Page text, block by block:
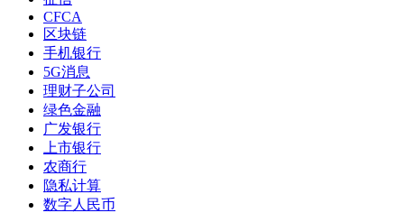
CFCA
区块链
手机银行
5G消息
理财子公司
绿色金融
广发银行
上市银行
农商行
隐私计算
数字人民币